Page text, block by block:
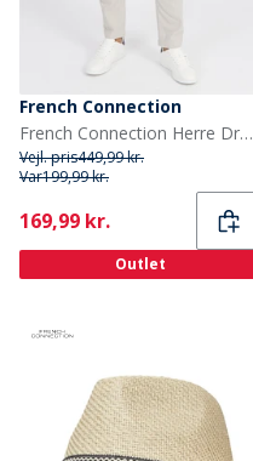
French Connection
French Connection Herre Drawstring Linen Afslappede bukser beige
Vejl. pris449,99 kr.
Var199,99 kr.
Current
169,99 kr.
Outlet